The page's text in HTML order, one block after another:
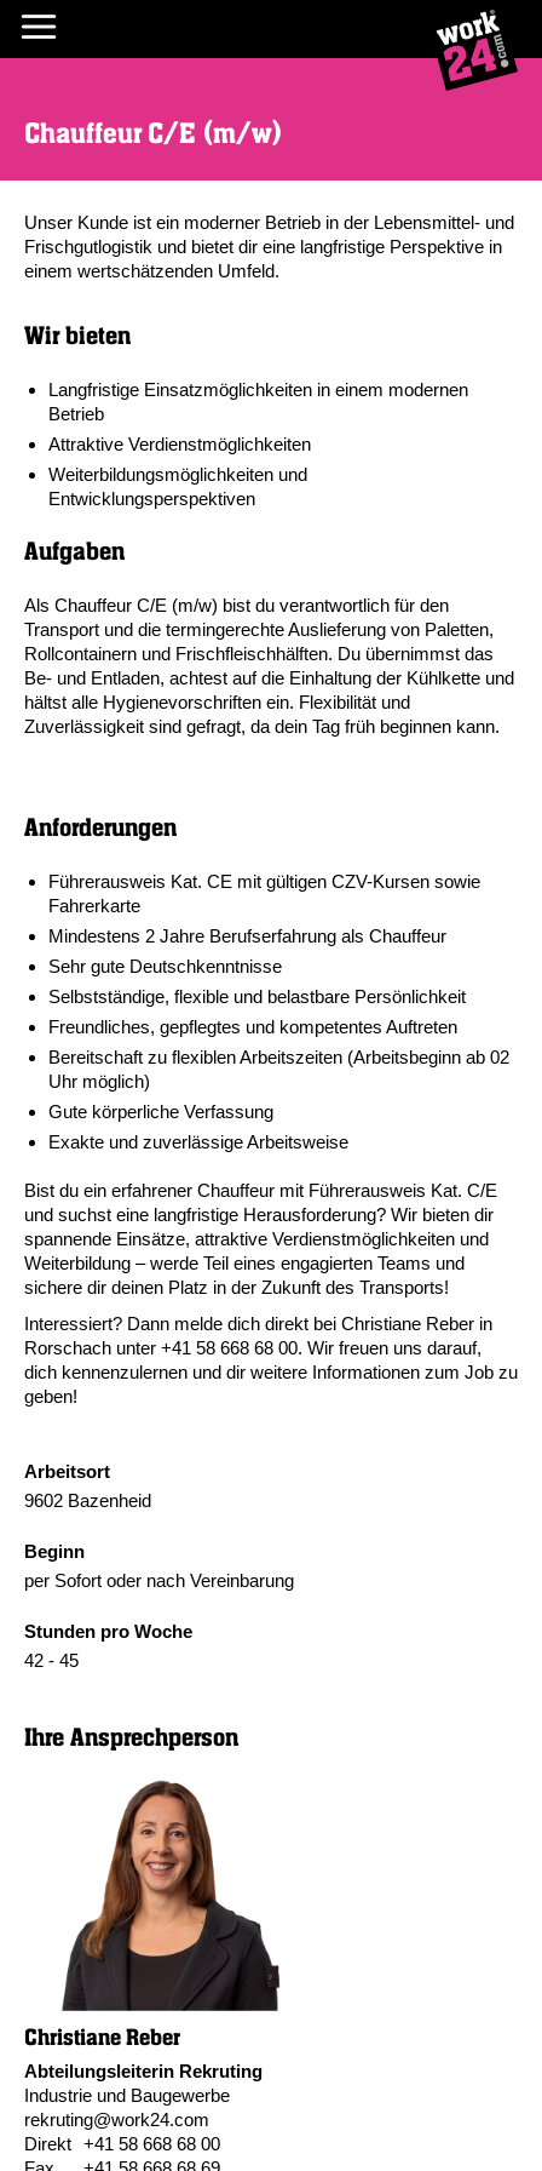
Chauffeur C/E (m/w)
Unser Kunde ist ein moderner Betrieb in der Lebensmittel- und
Frischgutlogistik und bietet dir eine langfristige Perspektive in
einem wertschätzenden Umfeld.
Wir bieten
Langfristige Einsatzmöglichkeiten in einem modernen
Betrieb
Attraktive Verdienstmöglichkeiten
Weiterbildungsmöglichkeiten und
Entwicklungsperspektiven
Aufgaben
Als Chauffeur C/E (m/w) bist du verantwortlich für den
Transport und die termingerechte Auslieferung von Paletten,
Rollcontainern und Frischfleischhälften. Du übernimmst das
Be- und Entladen, achtest auf die Einhaltung der Kühlkette und
hältst alle Hygienevorschriften ein. Flexibilität und
Zuverlässigkeit sind gefragt, da dein Tag früh beginnen kann.
Anforderungen
Führerausweis Kat. CE mit gültigen CZV-Kursen sowie
Fahrerkarte
Mindestens 2 Jahre Berufserfahrung als Chauffeur
Sehr gute Deutschkenntnisse
Selbstständige, flexible und belastbare Persönlichkeit
Freundliches, gepflegtes und kompetentes Auftreten
Bereitschaft zu flexiblen Arbeitszeiten (Arbeitsbeginn ab 02
Uhr möglich)
Gute körperliche Verfassung
Exakte und zuverlässige Arbeitsweise
Bist du ein erfahrener Chauffeur mit Führerausweis Kat. C/E
und suchst eine langfristige Herausforderung? Wir bieten dir
spannende Einsätze, attraktive Verdienstmöglichkeiten und
Weiterbildung – werde Teil eines engagierten Teams und
sichere dir deinen Platz in der Zukunft des Transports!
Interessiert? Dann melde dich direkt bei Christiane Reber in
Rorschach unter +41 58 668 68 00. Wir freuen uns darauf,
dich kennenzulernen und dir weitere Informationen zum Job zu
geben!
Arbeitsort
9602 Bazenheid
Beginn
per Sofort oder nach Vereinbarung
Stunden pro Woche
42 - 45
Ihre Ansprechperson
Christiane Reber
Abteilungsleiterin Rekruting
Industrie und Baugewerbe
rekruting@work24.com
Direkt +41 58 668 68 00